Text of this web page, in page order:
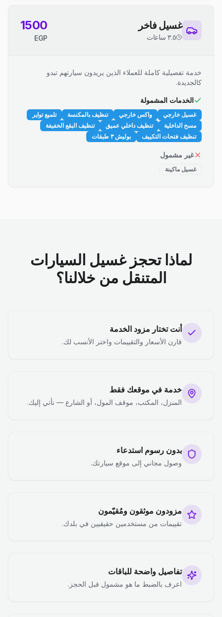
غسيل فاخر
٣.٥ ساعات
1500
EGP
خدمة تفصيلية كاملة للعملاء الذين يريدون سيارتهم تبدو
كالجديدة.
الخدمات المشمولة
غسيل خارجي واكس خارجي تنظيف بالمكنسة
تلميع تواير
مسح الداخلية
تنظيف داخلي عميق
تنظيف البقع الخفيفة
تنظيف فتحات التكييف
بوليش ٣ طبقات
غير مشمول
غسيل ماكينة
لماذا تحجز غسيل السيارات
المتنقل من خلالنا؟
أنت تختار مزود الخدمة
قارن الأسعار والتقييمات واختر الأنسب لك.
خدمة في موقعك فقط
المنزل، المكتب، موقف المول، أو الشارع — نأتي إليك.
بدون رسوم استدعاء
وصول مجاني إلى موقع سيارتك.
مزودون موثقون ومُقيّمون
تقييمات من مستخدمين حقيقيين في بلدك.
تفاصيل واضحة للباقات
اعرف بالضبط ما هو مشمول قبل الحجز.